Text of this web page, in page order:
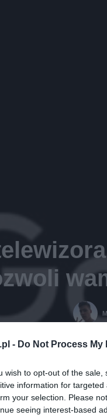
- Do Not Process
wish to opt-out of the
information for
your selection. Please
seeing interest-based